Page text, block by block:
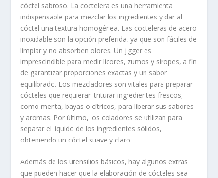
cóctel sabroso. La coctelera es una herramienta
indispensable para mezclar los ingredientes y dar al
cóctel una textura homogénea. Las cocteleras de acero
inoxidable son la opción preferida, ya que son fáciles de
limpiar y no absorben olores. Un jigger es
imprescindible para medir licores, zumos y siropes, a fin
de garantizar proporciones exactas y un sabor
equilibrado. Los mezcladores son vitales para preparar
cócteles que requieran triturar ingredientes frescos,
como menta, bayas o cítricos, para liberar sus sabores
y aromas. Por último, los coladores se utilizan para
separar el líquido de los ingredientes sólidos,
obteniendo un cóctel suave y claro.
Además de los utensilios básicos, hay algunos extras
que pueden hacer que la elaboración de cócteles sea